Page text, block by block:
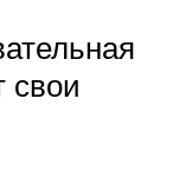
свои